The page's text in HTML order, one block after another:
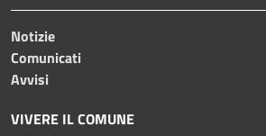
Notizie
Comunicati
Avvisi
VIVERE IL COMUNE